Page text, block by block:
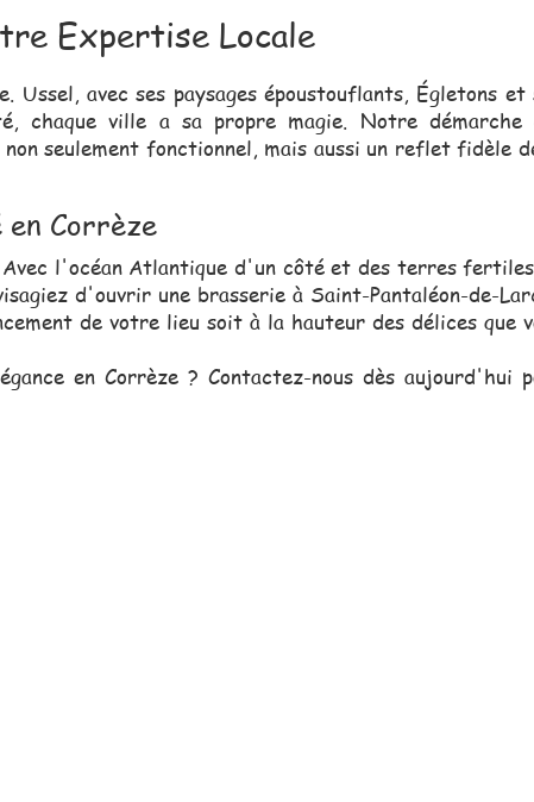
Expertise Locale
avec ses paysages époustouflants, Égletons et
chaque ville a sa propre magie. Notre démarche
seulement fonctionnel, mais aussi un reflet fidèle
Corrèze
l'océan Atlantique d'un côté et des terres
d'ouvrir une brasserie à Saint-Pantaléon-de-
de votre lieu soit à la hauteur des délices que
en Corrèze ? Contactez-nous dès aujourd'hui